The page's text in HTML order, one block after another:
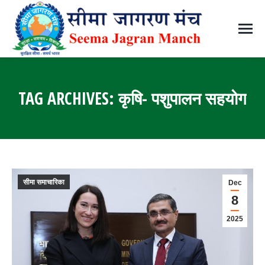
TAG ARCHIVES:कृषि- पशुपालन सहयोग
Dec
8
2025
सीमा समाचारिका